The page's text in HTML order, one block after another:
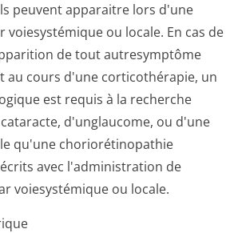
peuvent apparaitre lors d'une
ou locale. En cas de
de tout autresymptôme
au cours d'une corticothérapie, un
est requis à la recherche
d'unglaucome, ou d'une
qu'une choriorétinopathie
avec l'administration de
voiesystémique ou locale.